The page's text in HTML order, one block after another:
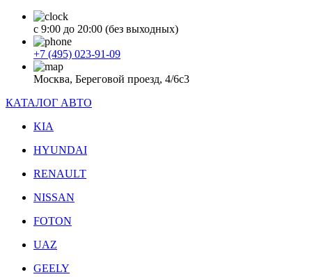
с 9:00 до 20:00 (без выходных)
+7 (495) 023-91-09
Москва, Береговой проезд, 4/6с3
КАТАЛОГ АВТО
KIA
HYUNDAI
RENAULT
NISSAN
FOTON
UAZ
GEELY